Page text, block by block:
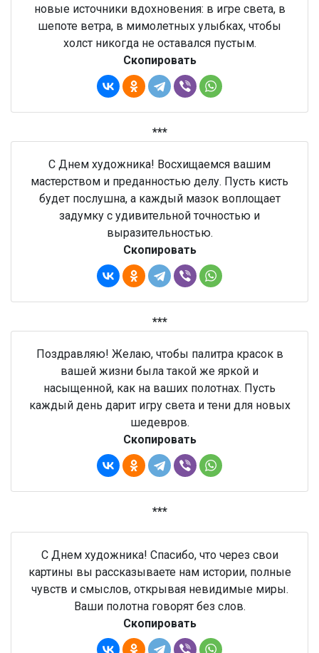
новые источники вдохновения: в игре света, в
шепоте ветра, в мимолетных улыбках, чтобы
холст никогда не оставался пустым.
Скопировать
***
С Днем художника! Восхищаемся вашим
мастерством и преданностью делу. Пусть кисть
будет послушна, а каждый мазок воплощает
задумку с удивительной точностью и
выразительностью.
Скопировать
***
Поздравляю! Желаю, чтобы палитра красок в
вашей жизни была такой же яркой и
насыщенной, как на ваших полотнах. Пусть
каждый день дарит игру света и тени для новых
шедевров.
Скопировать
***
С Днем художника! Спасибо, что через свои
картины вы рассказываете нам истории, полные
чувств и смыслов, открывая невидимые миры.
Ваши полотна говорят без слов.
Скопировать